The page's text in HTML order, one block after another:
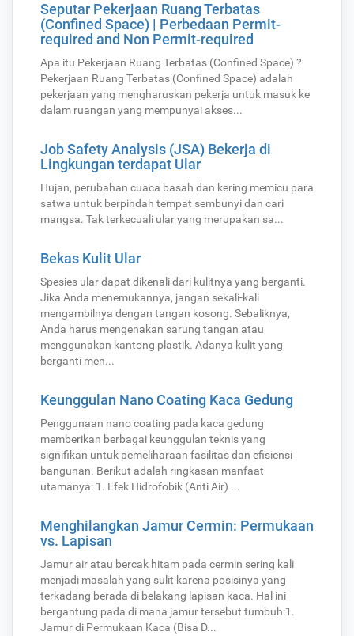
Seputar Pekerjaan Ruang Terbatas
(Confined Space) | Perbedaan Permit-
required and Non Permit-required
Apa itu Pekerjaan Ruang Terbatas (Confined Space) ?
Pekerjaan Ruang Terbatas (Confined Space) adalah
pekerjaan yang mengharuskan pekerja untuk masuk ke
dalam ruangan yang mempunyai akses...
Job Safety Analysis (JSA) Bekerja di
Lingkungan terdapat Ular
Hujan, perubahan cuaca basah dan kering memicu para
satwa untuk berpindah tempat sembunyi dan cari
mangsa. Tak terkecuali ular yang merupakan sa...
Bekas Kulit Ular
Spesies ular dapat dikenali dari kulitnya yang berganti.
Jika Anda menemukannya, jangan sekali-kali
mengambilnya dengan tangan kosong. Sebaliknya,
Anda harus mengenakan sarung tangan atau
menggunakan kantong plastik. Adanya kulit yang
berganti men...
Keunggulan Nano Coating Kaca Gedung
Penggunaan nano coating pada kaca gedung
memberikan berbagai keunggulan teknis yang
signifikan untuk pemeliharaan fasilitas dan efisiensi
bangunan. Berikut adalah ringkasan manfaat
utamanya: 1. Efek Hidrofobik (Anti Air) ...
Menghilangkan Jamur Cermin: Permukaan
vs. Lapisan
Jamur air atau bercak hitam pada cermin sering kali
menjadi masalah yang sulit karena posisinya yang
terkadang berada di belakang lapisan kaca. Hal ini
bergantung pada di mana jamur tersebut tumbuh: ​1.
Jamur di Permukaan Kaca (Bisa D...